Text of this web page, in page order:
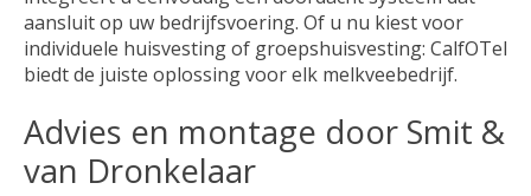
aansluit op uw bedrijfsvoering. Of u nu kiest voor
individuele huisvesting of groepshuisvesting: CalfOTel
biedt de juiste oplossing voor elk melkveebedrijf.
Advies en montage door Smit &
van Dronkelaar